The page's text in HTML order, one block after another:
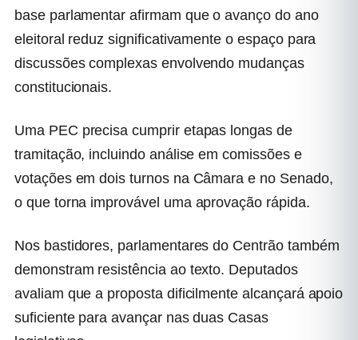
base parlamentar afirmam que o avanço do ano
eleitoral reduz significativamente o espaço para
discussões complexas envolvendo mudanças
constitucionais.
Uma PEC precisa cumprir etapas longas de
tramitação, incluindo análise em comissões e
votações em dois turnos na Câmara e no Senado,
o que torna improvável uma aprovação rápida.
Nos bastidores, parlamentares do Centrão também
demonstram resistência ao texto. Deputados
avaliam que a proposta dificilmente alcançará apoio
suficiente para avançar nas duas Casas